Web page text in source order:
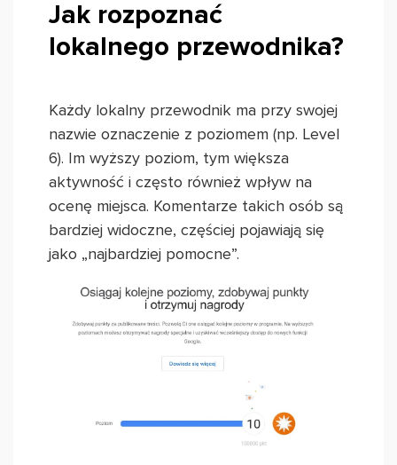
Jak rozpoznać
lokalnego przewodnika?
Każdy lokalny przewodnik ma przy swojej
nazwie oznaczenie z poziomem (np. Level
6). Im wyższy poziom, tym większa
aktywność i często również wpływ na
ocenę miejsca. Komentarze takich osób są
bardziej widoczne, częściej pojawiają się
jako „najbardziej pomocne”.